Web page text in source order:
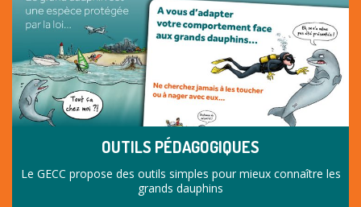
OUTILS PÉDAGOGIQUES
Le GECC propose des outils simples pour mieux connaître les
grands dauphins